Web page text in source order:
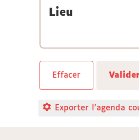
Lieu
Exporter l'agenda